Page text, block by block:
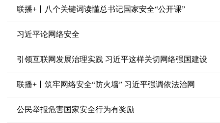
联播+丨八个关键词读懂总书记国家安全“公开课”
习近平论网络安全
引领互联网发展治理实践 习近平这样关切网络强国建设
联播+丨筑牢网络安全“防火墙” 习近平强调依法治网
公民举报危害国家安全行为有奖励